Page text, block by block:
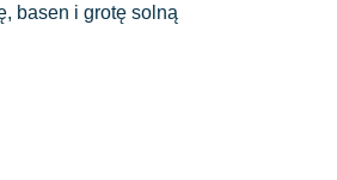
basen i grotę solną